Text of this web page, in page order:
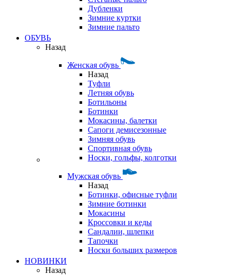
Дубленки
Зимние куртки
Зимние пальто
ОБУВЬ
Назад
Женская обувь
Назад
Туфли
Летняя обувь
Ботильоны
Ботинки
Мокасины, балетки
Сапоги демисезонные
Зимняя обувь
Спортивная обувь
Носки, гольфы, колготки
Мужская обувь
Назад
Ботинки, офисные туфли
Зимние ботинки
Мокасины
Кроссовки и кеды
Сандалии, шлепки
Тапочки
Носки больших размеров
НОВИНКИ
Назад